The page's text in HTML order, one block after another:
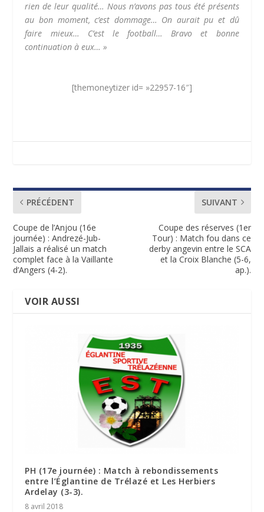
rien de leur qualité… Nous n’avons pas tous été présents
au bon moment, c’est dommage… On aurait pu et dû
faire mieux… C’est le football… Bravo et bonne
continuation à eux… »
[themoneytizer id= »22957-16″]
PRÉCÉDENT
Coupe de l’Anjou (16e
journée) : Andrezé-Jub-
Jallais a réalisé un match
complet face à la Vaillante
d’Angers (4-2).
SUIVANT
Coupe des réserves (1er
Tour) : Match fou dans ce
derby angevin entre le SCA
et la Croix Blanche (5-6,
ap.).
VOIR AUSSI
PH (17e journée) : Match à rebondissements
entre l’Églantine de Trélazé et Les Herbiers
Ardelay (3-3).
8 avril 2018